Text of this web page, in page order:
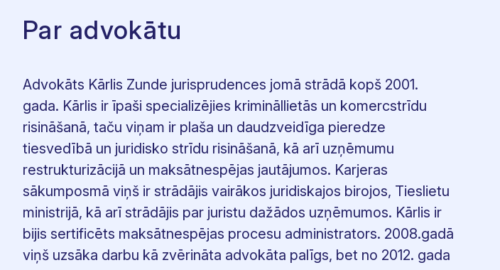
Par advokātu
Advokāts Kārlis Zunde jurisprudences jomā strādā kopš 2001.
gada. Kārlis ir īpaši specializējies krimināllietās un komercstrīdu
risināšanā, taču viņam ir plaša un daudzveidīga pieredze
tiesvedībā un juridisko strīdu risināšanā, kā arī uzņēmumu
restrukturizācijā un maksātnespējas jautājumos. Karjeras
sākumposmā viņš ir strādājis vairākos juridiskajos birojos, Tieslietu
ministrijā, kā arī strādājis par juristu dažādos uzņēmumos. Kārlis ir
bijis sertificēts maksātnespējas procesu administrators. 2008.gadā
viņš uzsāka darbu kā zvērināta advokāta palīgs, bet no 2012. gada